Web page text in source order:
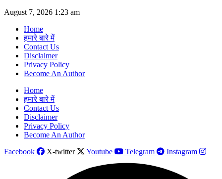
Skip
content
August 7, 2026 1:23 am
Home
हमारे बारे में
Contact Us
Disclaimer
Privacy Policy
Become An Author
Home
हमारे बारे में
Contact Us
Disclaimer
Privacy Policy
Become An Author
Facebook
X-twitter Youtube Telegram Instagram